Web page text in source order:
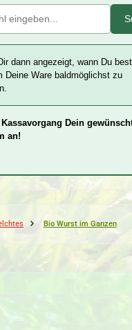
dann angezeigt, wann Du
Deine Ware baldmöglichst zu
Dein
an!
Bio Wurst im Ganzen